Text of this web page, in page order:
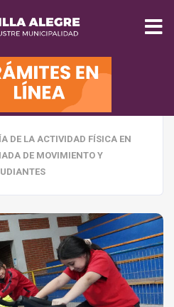
INICIO
MUNICIPALIDAD
SEGURIDAD
SALUD
TURISMO
DE LA ACTIVIDAD FÍSICA EN
DE MOVIMIENTO Y